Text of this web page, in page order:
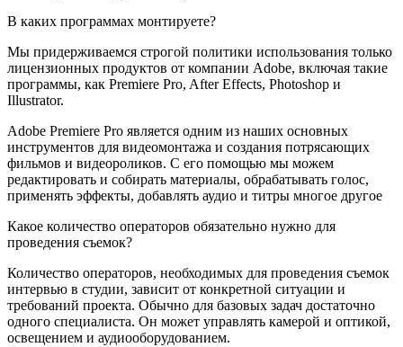
В каких программах монтируете?
Мы придерживаемся строгой политики использования только
лицензионных продуктов от компании Adobe, включая такие
программы, как Premiere Pro, After Effects, Photoshop и
Illustrator.
Adobe Premiere Pro является одним из наших основных
инструментов для видеомонтажа и создания потрясающих
фильмов и видеороликов. С его помощью мы можем
редактировать и собирать материалы, обрабатывать голос,
применять эффекты, добавлять аудио и титры многое другое
Какое количество операторов обязательно нужно для
проведения съемок?
Количество операторов, необходимых для проведения съемок
интервью в студии, зависит от конкретной ситуации и
требований проекта. Обычно для базовых задач достаточно
одного специалиста. Он может управлять камерой и оптикой,
освещением и аудиооборудованием.